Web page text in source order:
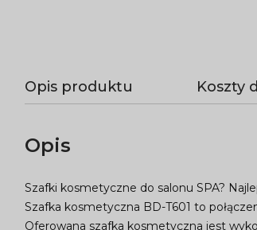
Opis produktu Koszty
Opis
Szafki kosmetyczne do salonu SPA?
Szafka kosmetyczna BD-T601 to
Oferowana szafka kosmetyczna jest